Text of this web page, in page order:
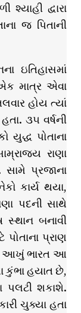
દ્વારા
જ પિતાની
ઇતિહાસમાં
માત્ર એવા
હોય ત્યાં
૩૫ વર્ષની
યુદ્ધ પોતાના
રાણા
પ્રજાના
કાર્ય થયા,
પદની સાથે
બનાવી
પ્રાણ
આખું ભારત આ
કુંભા હયાત છે,
પલટી શકાશે.
ચુક્યા હતા